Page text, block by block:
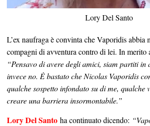
Lory Del Santo
L’ex naufraga è convinta che Vaporidis abbia
compagni di avventura contro di lei. In merito
“Pensavo di avere degli amici, siam partiti in
invece no. È bastato che Nicolas Vaporidis
qualche sospetto infondato su di me, qualche
creare una barriera insormontabile.”
Lory Del Santo ha continuato dicendo: